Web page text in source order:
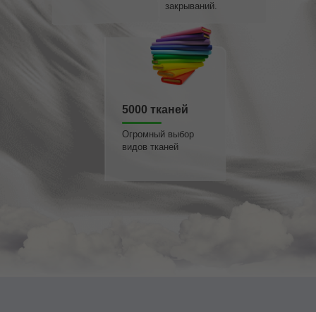
5000 тканей
Огромный выбор
видов тканей
закрываний.